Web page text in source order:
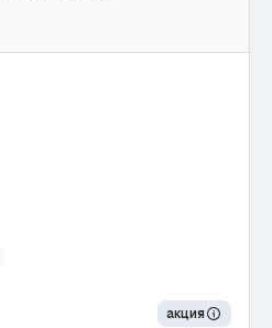
акция